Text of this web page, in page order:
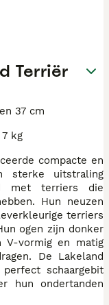
Terriër
37 cm
7 kg
compacte en
sterke uitstraling
met terriers die
Hun neuzen
terriers
ogen zijn donker
V-vormig en matig
De Lakeland
schaargebit
hun ondertanden